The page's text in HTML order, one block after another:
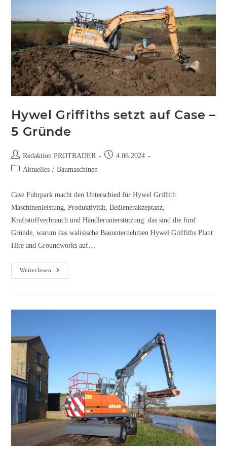
Hywel Griffiths setzt auf Case –
5 Gründe
Redaktion PROTRADER
4.06.2024
Aktuelles / Baumaschinen
Case Fuhrpark macht den Unterschied für Hywel Griffith
Maschinenleistung, Produktivität, Bedienerakzeptanz,
Kraftstoffverbrauch und Händlerunterstützung: das sind die fünf
Gründe, warum das walisische Bauunternehmen Hywel Griffiths Plant
Hire and Groundworks auf…
Weiterlesen